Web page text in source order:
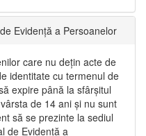
Evidență a Persoanelor
care nu dețin acte de
identitate cu termenul de
expire până la sfârșitul
de 14 ani și nu sunt
să se prezinte la sediul
de Evidență a